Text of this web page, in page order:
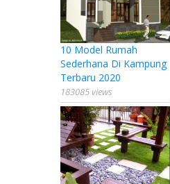
10 Model Rumah
Sederhana Di Kampung
Terbaru 2020
183085 views